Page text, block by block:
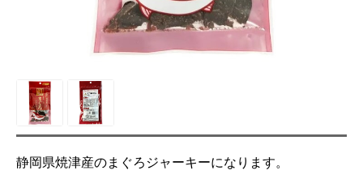
静岡県焼津産のまぐろジャーキーになります。